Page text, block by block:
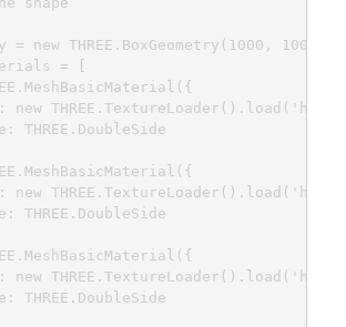
new THREE.BoxGeometry(1000, 1000,
= [
new
THREE.DoubleSide
new
THREE.DoubleSide
new
THREE.DoubleSide